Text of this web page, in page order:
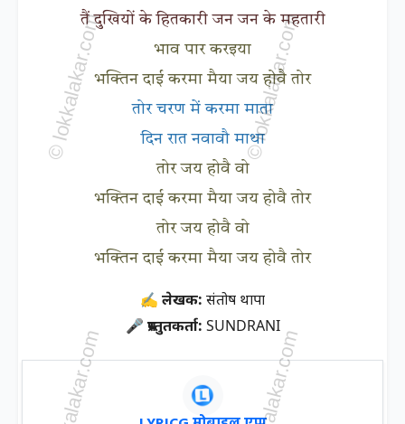
तैं दुखियों के हितकारी जन जन के महतारी
भाव पार करइया
भक्तिन दाई करमा मैया जय होवै तोर
तोर चरण में करमा माता
दिन रात नवावौ माथा
तोर जय होवै वो
भक्तिन दाई करमा मैया जय होवै तोर
तोर जय होवै वो
भक्तिन दाई करमा मैया जय होवै तोर
✍ लेखक: संतोष थापा
🎤 प्रस्तुतकर्ता: SUNDRANI